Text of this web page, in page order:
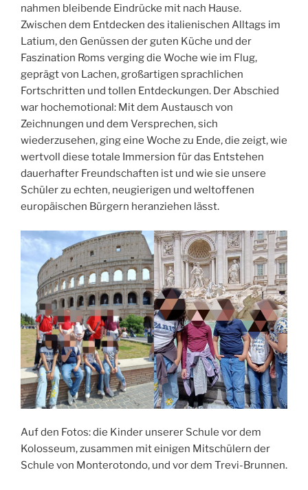
nahmen bleibende Eindrücke mit nach Hause.
Zwischen dem Entdecken des italienischen Alltags im
Latium, den Genüssen der guten Küche und der
Faszination Roms verging die Woche wie im Flug,
geprägt von Lachen, großartigen sprachlichen
Fortschritten und tollen Entdeckungen. Der Abschied
war hochemotional: Mit dem Austausch von
Zeichnungen und dem Versprechen, sich
wiederzusehen, ging eine Woche zu Ende, die zeigt, wie
wertvoll diese totale Immersion für das Entstehen
dauerhafter Freundschaften ist und wie sie unsere
Schüler zu echten, neugierigen und weltoffenen
europäischen Bürgern heranziehen lässt.
Auf den Fotos: die Kinder unserer Schule vor dem
Kolosseum, zusammen mit einigen Mitschülern der
Schule von Monterotondo, und vor dem Trevi-Brunnen.